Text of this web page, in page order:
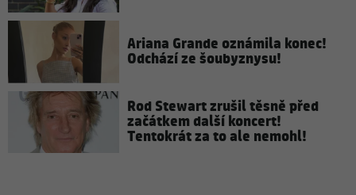
Ariana Grande oznámila konec!
Odchází ze šoubyznysu!
Rod Stewart zrušil těsně před
začátkem další koncert!
Tentokrát za to ale nemohl!